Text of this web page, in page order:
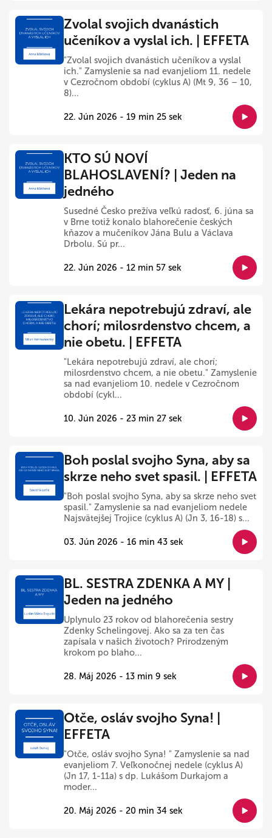
Zvolal svojich dvanástich
učeníkov a vyslal ich. | EFFETA
"Zvolal svojich dvanástich učeníkov a vyslal
ich." Zamyslenie sa nad evanjeliom 11. nedele
v Cezročnom období (cyklus A) (Mt 9, 36 – 10,
8)...
22. Jún 2026 - 19 min 25 sek
KTO SÚ NOVÍ
BLAHOSLAVENÍ? | Jeden na
jedného
Susedné Česko prežíva veľkú radosť, 6. júna sa
v Brne totiž konalo blahorečenie českých
kňazov a mučeníkov Jána Bulu a Václava
Drbolu. Sú pr...
22. Jún 2026 - 12 min 57 sek
Lekára nepotrebujú zdraví, ale
chorí; milosrdenstvo chcem, a
nie obetu. | EFFETA
"Lekára nepotrebujú zdraví, ale chorí;
milosrdenstvo chcem, a nie obetu." Zamyslenie
sa nad evanjeliom 10. nedele v Cezročnom
období (cykl...
10. Jún 2026 - 23 min 27 sek
Boh poslal svojho Syna, aby sa
skrze neho svet spasil. | EFFETA
"Boh poslal svojho Syna, aby sa skrze neho svet
spasil." Zamyslenie sa nad evanjeliom nedele
Najsvätejšej Trojice (cyklus A) (Jn 3, 16-18) s...
03. Jún 2026 - 16 min 43 sek
BL. SESTRA ZDENKA A MY |
Jeden na jedného
Uplynulo 23 rokov od blahorečenia sestry
Zdenky Schelingovej. Ako sa za ten čas
zapísala v našich životoch? Prirodzeným
krokom po blaho...
28. Máj 2026 - 13 min 9 sek
Otče, osláv svojho Syna! |
EFFETA
"Otče, osláv svojho Syna! " Zamyslenie sa nad
evanjeliom 7. Veľkonočnej nedele (cyklus A)
(Jn 17, 1-11a) s dp. Lukášom Durkajom a
moder...
20. Máj 2026 - 20 min 34 sek